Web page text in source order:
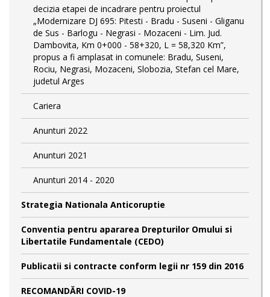
decizia etapei de incadrare pentru proiectul
„Modernizare DJ 695: Pitesti - Bradu - Suseni - Gliganu
de Sus - Barlogu - Negrasi - Mozaceni - Lim. Jud.
Dambovita, Km 0+000 - 58+320, L = 58,320 Km”,
propus a fi amplasat in comunele: Bradu, Suseni,
Rociu, Negrasi, Mozaceni, Slobozia, Stefan cel Mare,
judetul Arges
Cariera
Anunturi 2022
Anunturi 2021
Anunturi 2014 - 2020
Strategia Nationala Anticoruptie
Conventia pentru apararea Drepturilor Omului si
Libertatile Fundamentale (CEDO)
Publicatii si contracte conform legii nr 159 din 2016
RECOMANDĂRI COVID-19